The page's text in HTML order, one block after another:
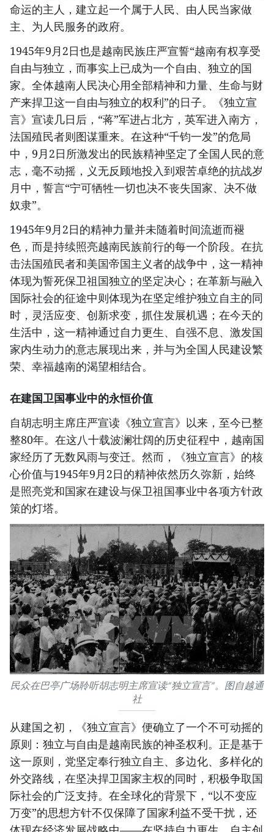
命运的主人，建立起一个属于人民、由人民当家做
主、为人民服务的政府。
1945年9月2日也是越南民族庄严宣誓“越南有权享受
自由与独立，而事实上已成为一个自由、独立的国
家。全体越南人民决心用全部精神和力量、生命与财
产来捍卫这一自由与独立的权利”的日子。《独立宣
言》宣读几日后，“蒋”军进占北方，英军进入南方，
法国殖民者则图谋重来。在这种“千钧一发”的危局
中，9月2日所激发出的民族精神坚定了全国人民的意
志，毫不动摇，义无反顾地投入到艰苦卓绝的抗战岁
月中，誓言“宁可牺牲一切也决不丧失国家、决不做
奴隶”。
1945年9月2日的精神力量并未随着时间流逝而褪
色，而是持续照亮越南民族前行的每一个阶段。在抗
击法国殖民者和美国帝国主义者的战争中，这一精神
体现为誓死保卫祖国独立的坚定决心；在革新与融入
国际社会的征途中则体现为在坚定维护独立自主的同
时，灵活应变、创新求变，抓住发展机遇；在今天的
生活中，这一精神通过自力更生、自强不息、激发国
家内生动力的意志展现出来，并与为全国人民建设繁
荣、幸福越南的渴望相结合。
在建国卫国事业中的永恒价值
自胡志明主席庄严宣读《独立宣言》以来，至今已整
整80年。在这八十载波澜壮阔的历史征程中，越南国
家经历了无数风雨与变迁。然而，《独立宣言》的核
心价值与1945年9月2日的精神依然历久弥新，始终
是照亮党和国家在建设与保卫祖国事业中各项方针政
策的灯塔。
民众在巴亭广场聆听胡志明主席宣读“独立宣言”。图自越通
社
从建国之初，《独立宣言》便确立了一个不可动摇的
原则：独立与自由是越南民族的神圣权利。正是基于
这一原则，党坚定奉行独立自主、多边化、多样化的
外交路线，在坚决捍卫国家主权的同时，积极争取国
际社会的广泛支持。在全球化的背景下，“以不变应
万变”的思想方针不仅保障了国家利益不受干扰，还